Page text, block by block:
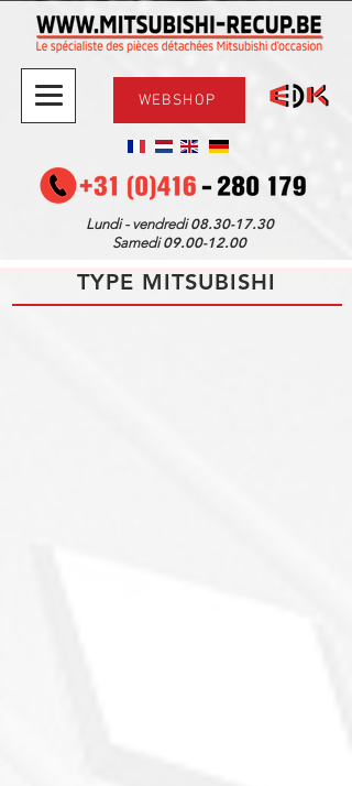
WEBSHOP
Lundi - vendredi08.30-17.30
Samedi09.00-12.00
TYPE MITSUBISHI